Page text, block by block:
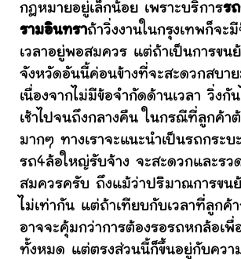
กฎหมายอยู่เล็กน้อย เพราะบริการร
รามอินทราถ้าวิ่งงานในกรุงเทพก็จะ
เวลาอยู่พอสมควร แต่ถ้าเป็นการขน
จังหวัดอันนี้ค่อนข้างที่จะสะดวกสบา
เนื่องจากไม่มีข้อจำกัดด้านเวลา วิ่งกั
เช้าไปจนถึงกลางคืน ในกรณีที่ลูกค้า
มากๆ ทางเราจะแนะนำเป็นรถกระ
รถ4ล้อใหญ่รับจ้าง จะสะดวกและรว
สมควรครับ ถึงแม้ว่าปริมาณการขนย้
ไม่เท่ากัน แต่ถ้าเทียบกับเวลาที่ลูกค้
อาจจะคุ้มกว่าการต้องรอรถหกล้อเพื่
ทั้งหมด แต่ตรงส่วนนี้ก็ขึ้นอยู่กับควา